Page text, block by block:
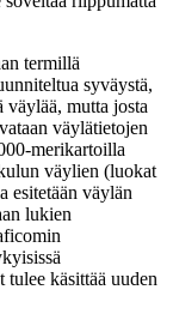
termillä
syväystä,
mutta josta
väylätietojen
merikartoilla
väylien (luokat
esitetään väylän
lukien
käsittää uuden